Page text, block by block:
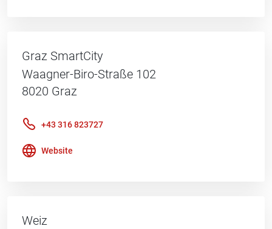
Graz SmartCity
Waagner-Biro-Straße 102
8020 Graz
+43 316 823727
Website
Weiz